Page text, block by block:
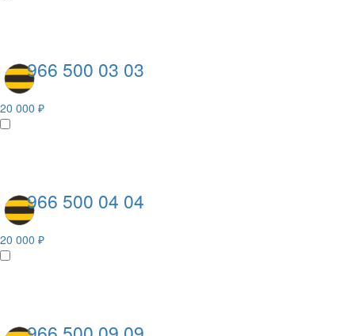
966 500 03 03
20 000 ₽
966 500 04 04
20 000 ₽